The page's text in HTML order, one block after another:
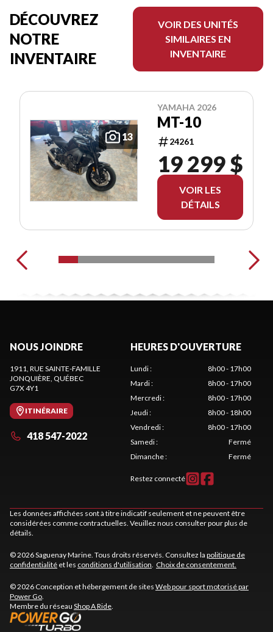
DÉCOUVREZ
NOTRE
INVENTAIRE
VOIR DES UNITÉS
SIMILAIRES EN
INVENTAIRE
13
YAMAHA 2026
MT-10
24261
19 299 $
VOIR LES
DÉTAILS
NOUS JOINDRE
1911, RUE SAINTE-FAMILLE
JONQUIÈRE, QUÉBEC
G7X 4Y1
ITINÉRAIRE
418 547-2022
HEURES D'OUVERTURE
Lundi:
8h00 - 17h00
Mardi:
8h00 - 17h00
Mercredi:
8h00 - 17h00
Jeudi:
8h00 - 18h00
Vendredi:
8h00 - 17h00
Samedi:
Fermé
Dimanche: Fermé
Restez connecté
Les données affichées sont à titre indicatif seulement et ne peuvent être
considérées comme contractuelles. Veuillez nous consulter pour plus de
détails.
© 2026 Saguenay Marine. Tous droits réservés. Consultez la politique de
confidentialité et les conditions d'utilisation. Choix de consentement.
© 2026 Conception et hébergement de sites Web pour sport motorisé par
Power Go.
Membre du réseau Shop A Ride.